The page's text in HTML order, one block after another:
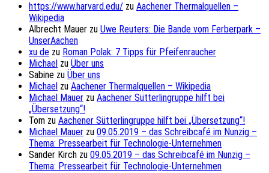
https://www.harvard.edu/ zu Aachener Thermalquellen –
Wikipedia
Albrecht Mauer zu Uwe Reuters: Die Bande vom Ferberpark –
UnserAachen
xu de zu Roman Polak: 7 Tipps für Pfeifenraucher
Michael zu Über uns
Sabine zu Über uns
Michael zu Aachener Thermalquellen – Wikipedia
Michael Mauer zu Aachener Sütterlingruppe hilft bei
„Übersetzung“!
Tom zu Aachener Sütterlingruppe hilft bei „Übersetzung“!
Michael Mauer zu 09.05.2019 – das Schreibcafé im Nunzig –
Thema: Pressearbeit für Technologie-Unternehmen
Sander Kirch zu 09.05.2019 – das Schreibcafé im Nunzig –
Thema: Pressearbeit für Technologie-Unternehmen